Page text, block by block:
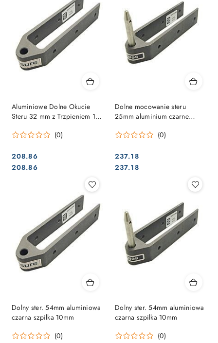
Aluminiowe Dolne Okucie
Steru 32 mm z Trzpieniem 10
(0)
Cena:
208.86
Cena:
208.86
Dolne mocowanie steru
25mm aluminium czarne
(0)
Cena:
237.18
Cena:
237.18
Dolny ster. 54mm aluminiowa
czarna szpilka 10mm
(0)
Dolny ster. 54mm aluminiowa
czarna szpilka 10mm
(0)